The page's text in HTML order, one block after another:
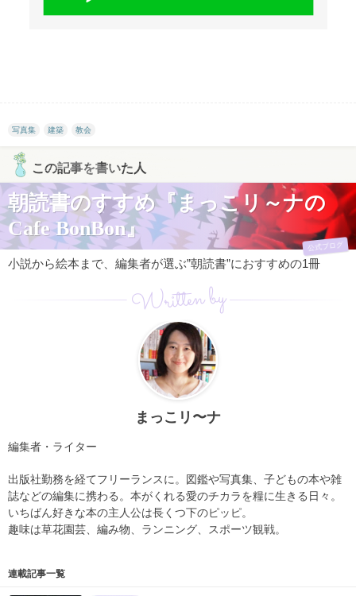
写真集 建築 教会
この記事を書いた人
朝読書のすすめ『まっこリ～ナの
Cafe BonBon』
公式ブログ
小説から絵本まで、編集者が選ぶ”朝読書”におすすめの1冊
Written by
まっこリ〜ナ
編集者・ライター
出版社勤務を経てフリーランスに。図鑑や写真集、子どもの本や雑
誌などの編集に携わる。本がくれる愛のチカラを糧に生きる日々。
いちばん好きな本の主人公は長くつ下のピッピ。
趣味は草花園芸、編み物、ランニング、スポーツ観戦。
連載記事一覧